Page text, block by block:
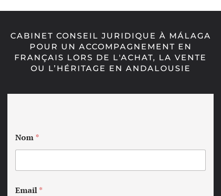
CABINET CONSEIL JURIDIQUE À MÁLAGA
POUR UN ACCOMPAGNEMENT EN
FRANÇAIS LORS DE L'ACHAT, LA VENTE
OU L’HÉRITAGE EN ANDALOUSIE
Nom *
Email *